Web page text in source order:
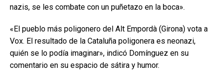
nazis, se les combate con un puñetazo en la boca».
«El pueblo más poligonero del Alt Empordà (Girona) vota a
Vox. El resultado de la Cataluña poligonera es neonazi,
quién se lo podía imaginar», indicó Domínguez en su
comentario en su espacio de sátira y humor.